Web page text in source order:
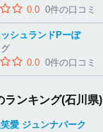
0.0 0件の口コミ
シュランドPーぽ
0.0 0件の口コミ
ランキング(石川県)
愛 ジュンナパーク